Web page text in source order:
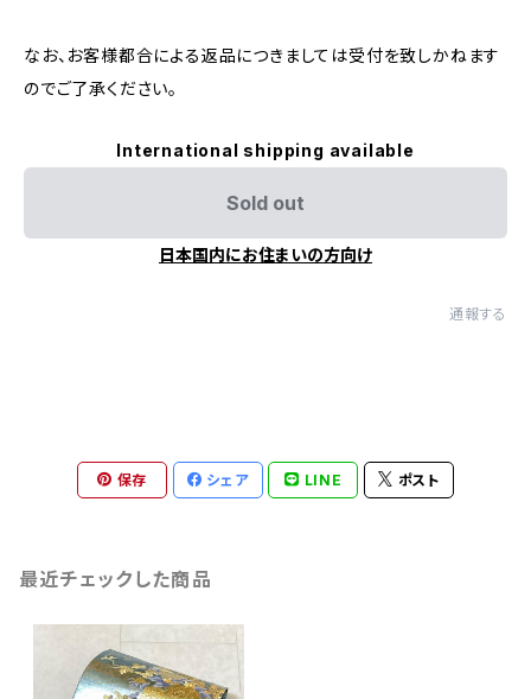
なお、お客様都合による返品につきましては受付を致しかねます
のでご了承ください。
International shipping available
Sold out
日本国内にお住まいの方向け
通報する
保存 シェア LINE ポスト
最近チェックした商品